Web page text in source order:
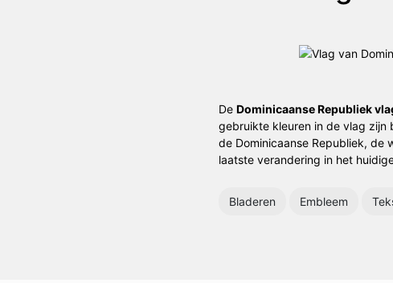
De Dominicaanse Republiek
gebruikte kleuren in de vlag zijn
de Dominicaanse Republiek, de
laatste verandering in het
Bladeren Embleem